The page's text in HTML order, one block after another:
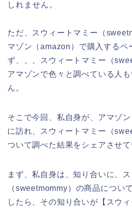
しれません。
ただ、スウィートマミー（
マゾン（amazon）で購入するペ
ず、、、スウィートマミー（
アマゾンで色々と調べている人
ん。
そこで今回、私自身が、アマゾ
に訪れ、スウィートマミー（
ついて調べた結果をシェアさせて
まず、私自身は、知り合いに、
（sweetmommy）の商品につい
したら、その知り合いが【スウ